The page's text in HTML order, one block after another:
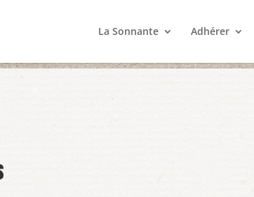
La Sonnante Adhérer